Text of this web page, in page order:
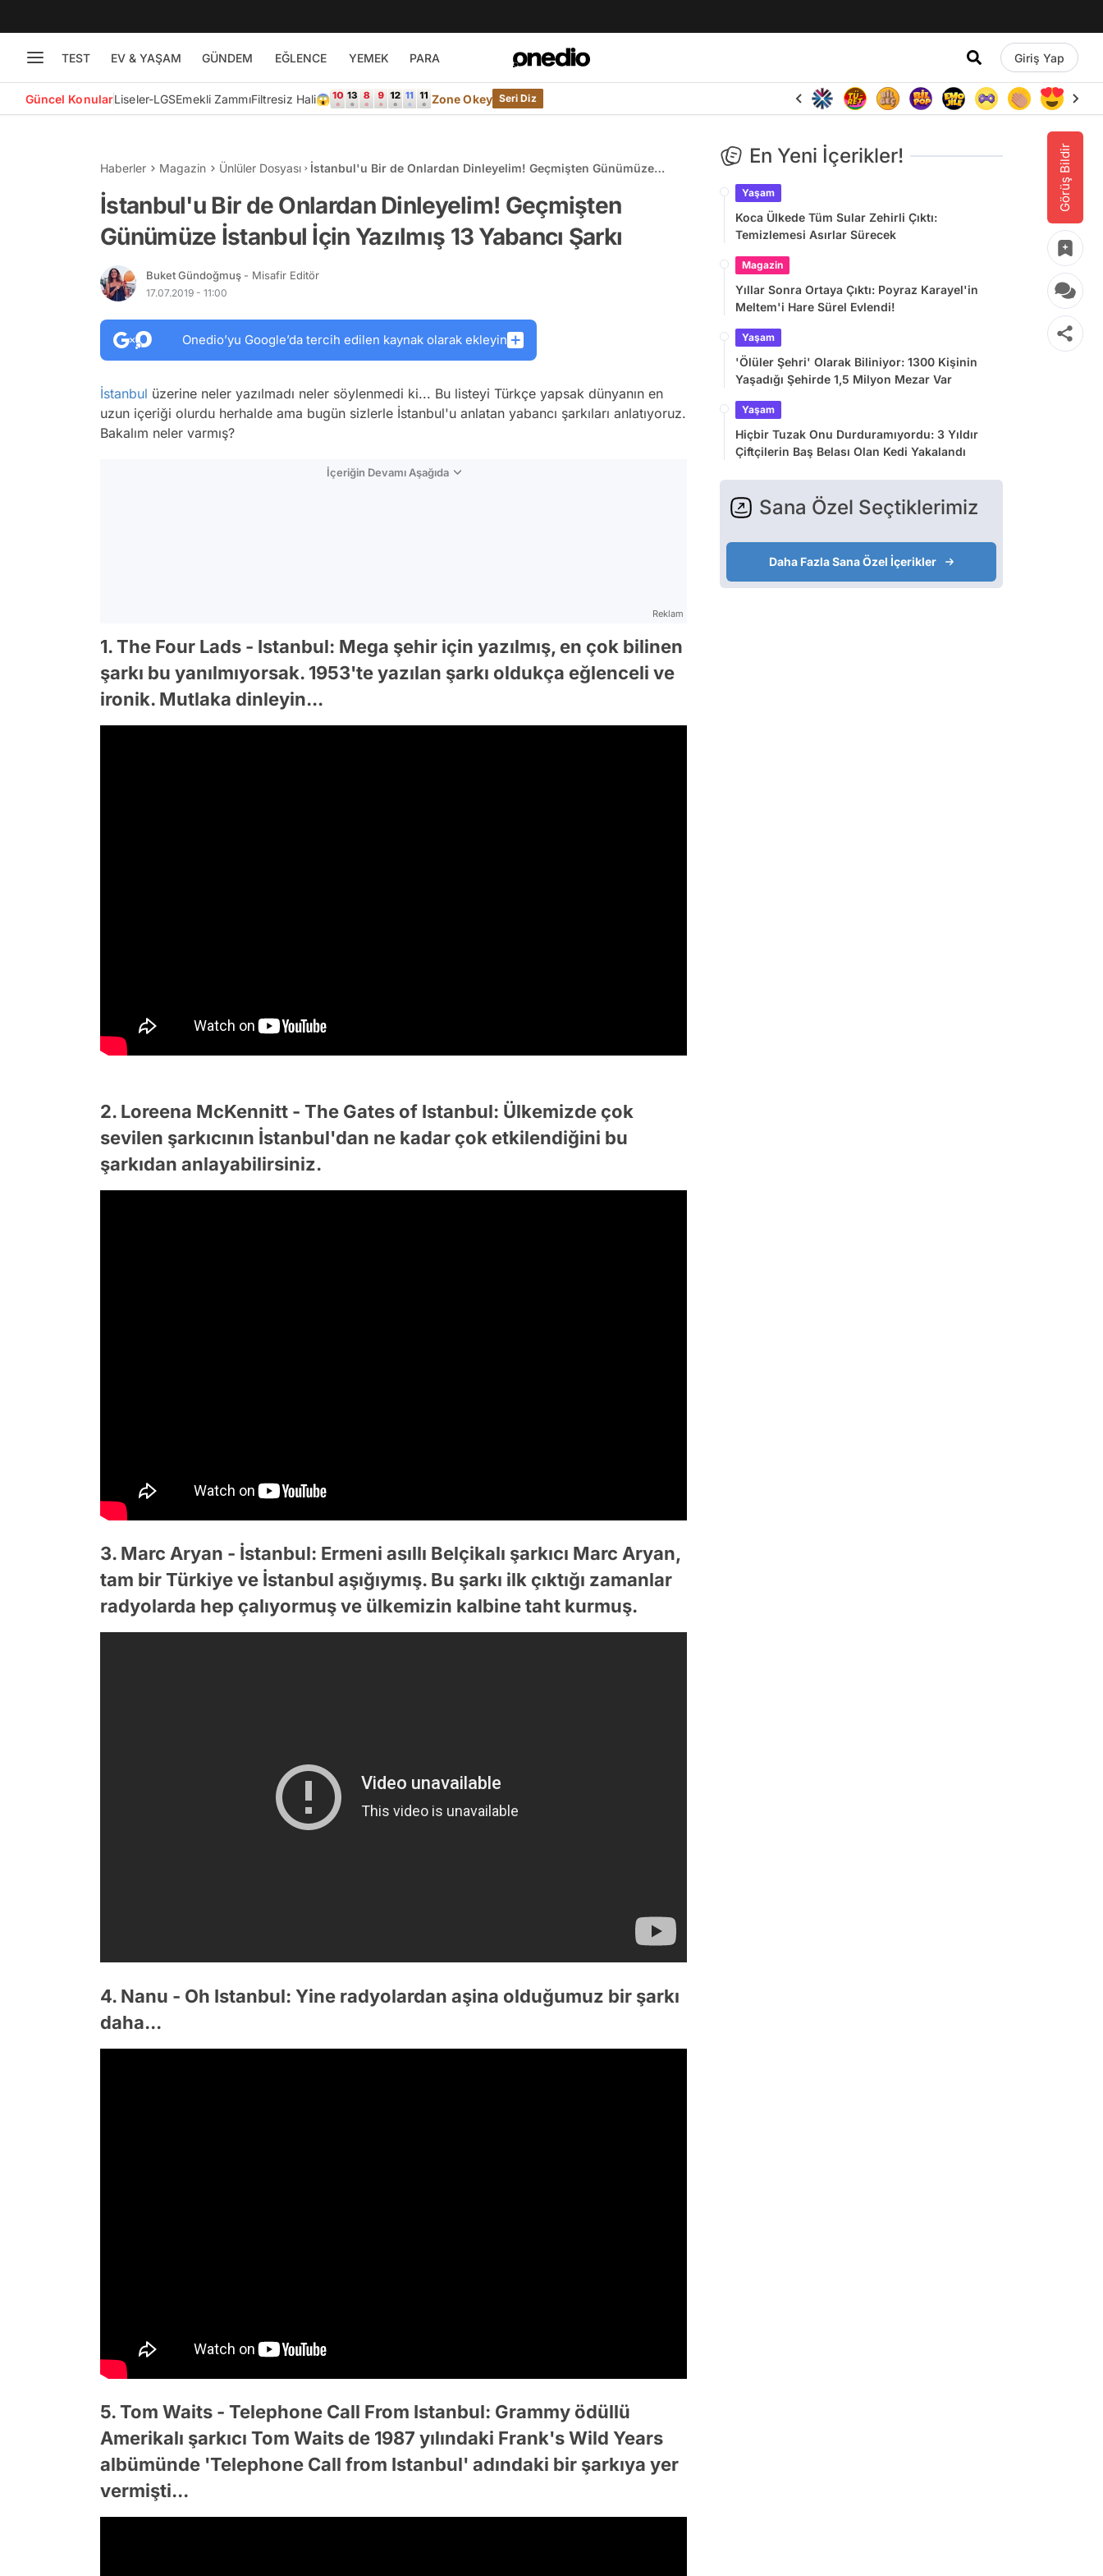
TEST EV & YAŞAM GÜNDEM EĞLENCE YEMEK PARA Giriş Yap
Güncel KonularLiseler-LGSEmekli ZammıFiltresiz Hali😱 Zone Okey Seri Diz
Görüş Bildir
Haberler Magazin Ünlüler Dosyası
İstanbul'u Bir de Onlardan Dinleyelim! Geçmişten Günümüze
İstanbul'u Bir de Onlardan Dinleyelim! Geçmişten
Günümüze İstanbul İçin Yazılmış 13 Yabancı Şarkı
Buket Gündoğmuş - Misafir Editör
17.07.2019 - 11:00
Onedio’yu Google’da tercih edilen kaynak olarak ekleyin
İstanbul üzerine neler yazılmadı neler söylenmedi ki... Bu listeyi Türkçe yapsak dünyanın en
uzun içeriği olurdu herhalde ama bugün sizlerle İstanbul'u anlatan yabancı şarkıları anlatıyoruz.
Bakalım neler varmış?
İçeriğin Devamı Aşağıda
Reklam
1. The Four Lads - Istanbul: Mega şehir için yazılmış, en çok bilinen
şarkı bu yanılmıyorsak. 1953'te yazılan şarkı oldukça eğlenceli ve
ironik. Mutlaka dinleyin...
2. Loreena McKennitt - The Gates of Istanbul: Ülkemizde çok
sevilen şarkıcının İstanbul'dan ne kadar çok etkilendiğini bu
şarkıdan anlayabilirsiniz.
3. Marc Aryan - İstanbul: Ermeni asıllı Belçikalı şarkıcı Marc Aryan,
tam bir Türkiye ve İstanbul aşığıymış. Bu şarkı ilk çıktığı zamanlar
radyolarda hep çalıyormuş ve ülkemizin kalbine taht kurmuş.
4. Nanu - Oh Istanbul: Yine radyolardan aşina olduğumuz bir şarkı
daha...
5. Tom Waits - Telephone Call From Istanbul: Grammy ödüllü
Amerikalı şarkıcı Tom Waits de 1987 yılındaki Frank's Wild Years
albümünde 'Telephone Call from Istanbul' adındaki bir şarkıya yer
vermişti...
En Yeni İçerikler!
Yaşam
Koca Ülkede Tüm Sular Zehirli Çıktı:
Temizlemesi Asırlar Sürecek
Magazin
Yıllar Sonra Ortaya Çıktı: Poyraz Karayel'in
Meltem'i Hare Sürel Evlendi!
Yaşam
'Ölüler Şehri' Olarak Biliniyor: 1300 Kişinin
Yaşadığı Şehirde 1,5 Milyon Mezar Var
Yaşam
Hiçbir Tuzak Onu Durduramıyordu: 3 Yıldır
Çiftçilerin Baş Belası Olan Kedi Yakalandı
Sana Özel Seçtiklerimiz
Daha Fazla Sana Özel İçerikler